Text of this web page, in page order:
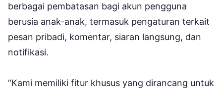
berbagai pembatasan bagi akun pengguna
berusia anak-anak, termasuk pengaturan terkait
pesan pribadi, komentar, siaran langsung, dan
notifikasi.
“Kami memiliki fitur khusus yang dirancang untuk